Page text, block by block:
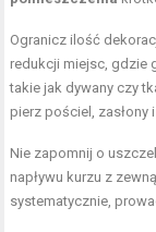
Ogranicz ilość
redukcji miejsc, gdzie
takie jak dywany czy
pierz pościel, zasłony
Nie zapomnij o
napływu kurzu z
systematycznie,